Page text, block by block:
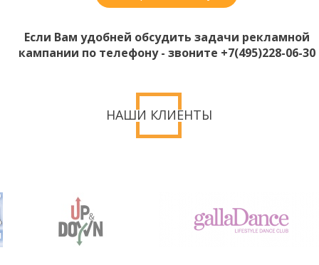
Если Вам удобней обсудить задачи рекламной
кампании по телефону - звоните +7(495)228-06-30
НАШИ КЛИЕНТЫ